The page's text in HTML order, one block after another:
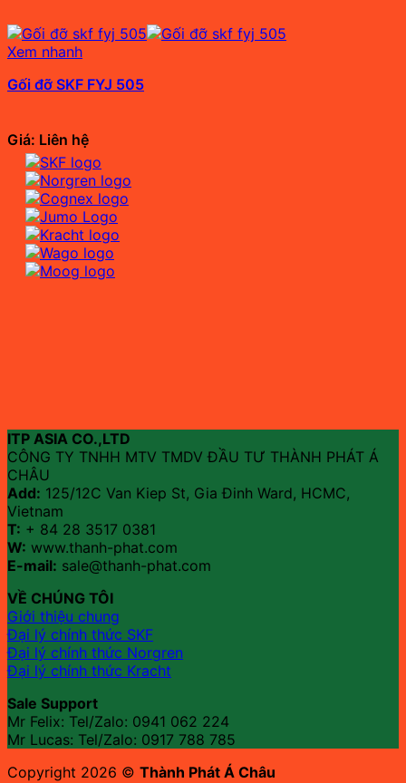
Xem nhanh
Gối đỡ SKF FYJ 505
Giá: Liên hệ
ITP ASIA CO.,LTD
CÔNG TY TNHH MTV TMDV ĐẦU TƯ THÀNH PHÁT Á
CHÂU
Add: 125/12C Van Kiep St, Gia Đinh Ward, HCMC,
Vietnam
T: + 84 28 3517 0381
W: www.thanh-phat.com
E-mail: sale@thanh-phat.com
VỀ CHÚNG TÔI
Giới thiệu chung
Đại lý chính thức SKF
Đại lý chính thức Norgren
Đại lý chính thức Kracht
Sale Support
Mr Felix: Tel/Zalo: 0941 062 224
Mr Lucas: Tel/Zalo: 0917 788 785
Copyright 2026 © Thành Phát Á Châu